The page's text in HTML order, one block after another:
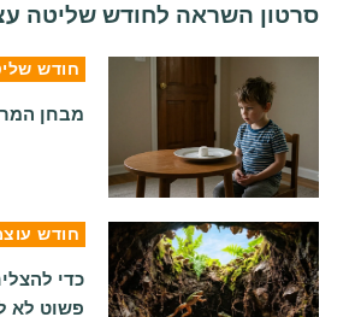
סרטון השראה לחודש שליטה
חודש
מבחן
חודש
כדי
פשוט לא